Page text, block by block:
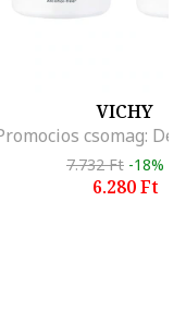
VICHY
7.732 Ft -18%
6.280 Ft